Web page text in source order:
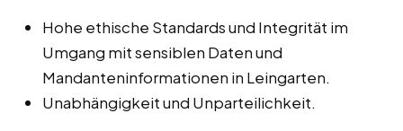
Hohe ethische Standards und Integrität im
Umgang mit sensiblen Daten und
Mandanteninformationen in Leingarten.
Unabhängigkeit und Unparteilichkeit.